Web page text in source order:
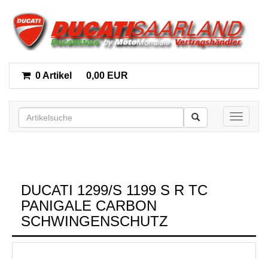
0 Artikel 0,00 EUR
Toggle
DUCATI 1299/S 1199 S R TC
PANIGALE CARBON
SCHWINGENSCHUTZ